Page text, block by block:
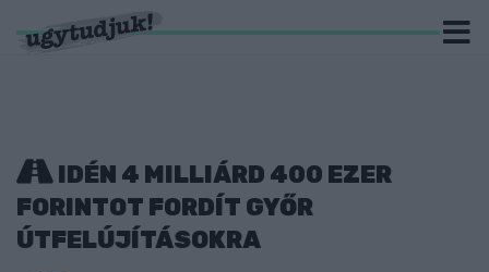
IDÉN 4 MILLIÁRD 400 EZER
FORINTOT FORDÍT GYŐR
ÚTFELÚJÍTÁSOKRA